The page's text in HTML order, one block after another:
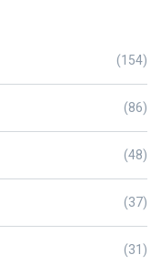
(154)
(86)
(48)
(37)
(31)